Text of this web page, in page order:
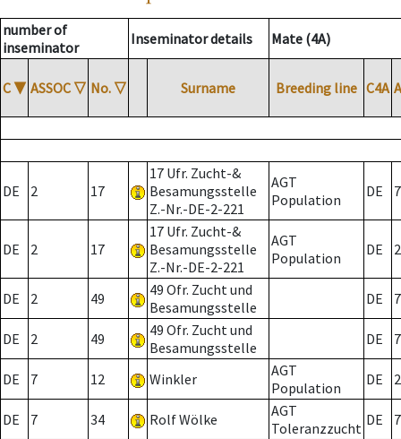
number of
inseminator
Inseminator details Mate (4A)
C ▼ ASSOC ▽ No. ▽ Surname Breeding line C4A
DE 2 17
17 Ufr. Zucht-&
Besamungsstelle
Z.-Nr.-DE-2-221
AGT
Population
DE 7
DE 2 17
17 Ufr. Zucht-&
Besamungsstelle
Z.-Nr.-DE-2-221
AGT
Population
DE 2
DE 2 49
49 Ofr. Zucht und
Besamungsstelle
DE 7
DE 2 49
49 Ofr. Zucht und
Besamungsstelle
DE 7
DE 7 12 Winkler
AGT
Population
DE 2
DE 7 34 Rolf Wölke
AGT
Toleranzzucht DE 7